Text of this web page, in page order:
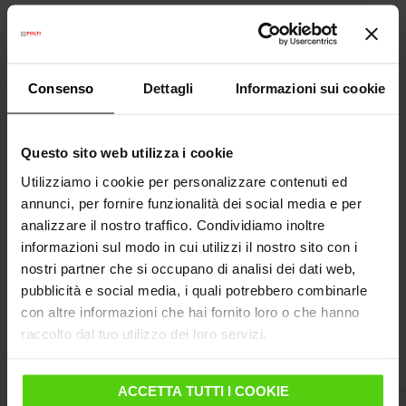
Consenso Dettagli Informazioni sui cookie
Questo sito web utilizza i cookie
Utilizziamo i cookie per personalizzare contenuti ed
annunci, per fornire funzionalità dei social media e per
analizzare il nostro traffico. Condividiamo inoltre
informazioni sul modo in cui utilizzi il nostro sito con i
nostri partner che si occupano di analisi dei dati web,
pubblicità e social media, i quali potrebbero combinarle
con altre informazioni che hai fornito loro o che hanno
raccolto dal tuo utilizzo dei loro servizi.
ACCETTA TUTTI I COOKIE
FAQ - DOMANDE FREQUENTI
ALTRE INFORMAZIONI UTILI
Ottieni di più con gli accessori
compatibili
SPEDIZIONE GRATUITA